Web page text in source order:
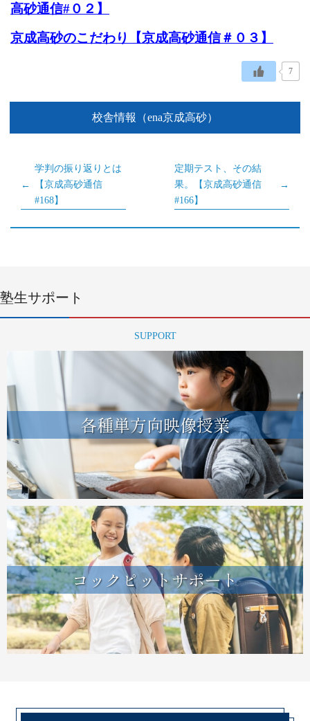
高砂通信#０２】
京成高砂のこだわり【京成高砂通信＃０３】
7
校舎情報（ena京成高砂）
学判の振り返りとは
【京成高砂通信
#168】
定期テスト、その結
果。【京成高砂通信
#166】
塾生サポート
SUPPORT
各種単方向映像授業
コックピットサポート